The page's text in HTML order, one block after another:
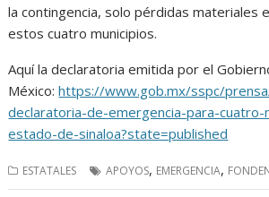
la contingencia, solo pérdidas materiales
estos cuatro municipios.
Aquí la declaratoria emitida por el
México:https://www.gob.mx/sspc/
declaratoria-de-emergencia-para-cuatro-
estado-de-sinaloa?state=published
ESTATALES APOYOS, EMERGENCIA,